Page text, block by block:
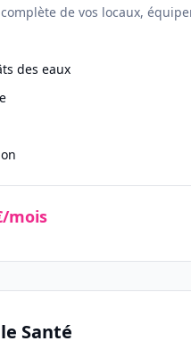
de vos locaux,
des eaux
mois
Santé